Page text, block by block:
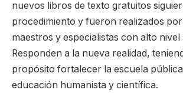
nuevos libros de texto gratuitos
procedimiento y fueron realizados por
maestros y especialistas con alto nivel
Responden a la nueva realidad,
propósito fortalecer la escuela
educación humanista y científica.